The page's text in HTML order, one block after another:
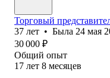
Торговый
37 лет • Была 24 мая
30 000 ₽
Общий опыт
17 лет 8 месяцев